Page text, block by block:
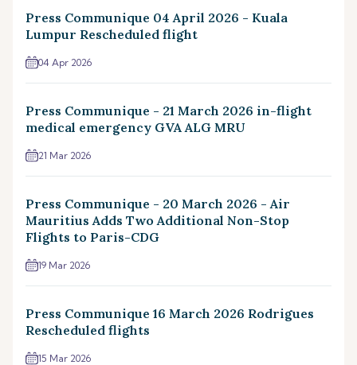
Press Communique 04 April 2026 - Kuala
Lumpur Rescheduled flight
04 Apr 2026
Press Communique - 21 March 2026 in-flight
medical emergency GVA ALG MRU
21 Mar 2026
Press Communique - 20 March 2026 - Air
Mauritius Adds Two Additional Non-Stop
Flights to Paris-CDG
19 Mar 2026
Press Communique 16 March 2026 Rodrigues
Rescheduled flights
15 Mar 2026